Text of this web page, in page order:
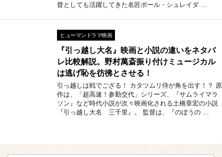
督としても活躍してきた名匠ポール・シュレイダ …
ヒューマンドラマ映画
『引っ越し大名』映画と小説の違いをネタバ
レ比較解説。野村萬斎振り付けミュージカル
は逃げ恥を彷彿とさせる！
引っ越しは戦でござる！ カタツムリ侍が角を出す！？ 原
作は、「超高速！参勤交代」シリーズ、『サムライマラ
ソン』など時代小説が次々映画化される土橋章宏の小説
『引っ越し大名 三千里』。 監督は、『のぼうの …